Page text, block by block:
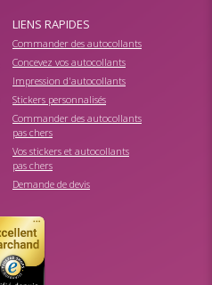
LIENS RAPIDES
Commander des autocollants
Concevez vos autocollants
Impression d'autocollants
Stickers personnalisés
Commander des autocollants
pas chers
Vos stickers et autocollants
pas chers
Demande de devis